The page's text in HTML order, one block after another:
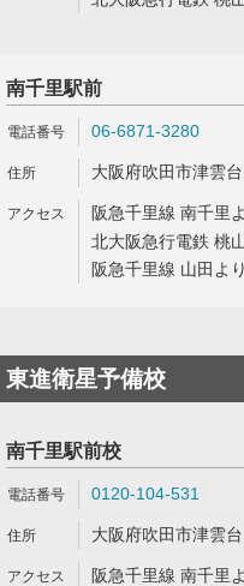
南千里駅前
06-6871-3280
大阪府吹田市津雲
阪急千里線 南千里
北大阪急行電鉄 桃
阪急千里線 山田よ
東進衛星予備校
南千里駅前校
0120-104-531
大阪府吹田市津雲
阪急千里線 南千里